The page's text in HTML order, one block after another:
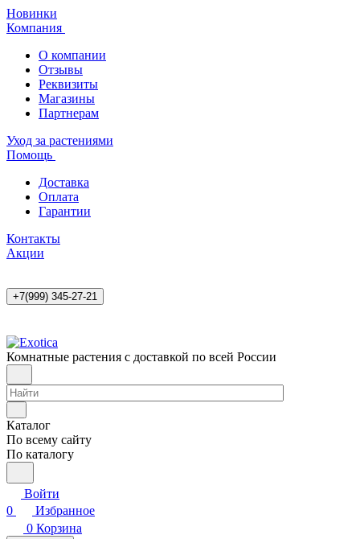
Новинки
Компания
О компании
Отзывы
Реквизиты
Магазины
Партнерам
Уход за растениями
Помощь
Доставка
Оплата
Гарантии
Контакты
Акции
+7(999) 345-27-21
Комнатные растения с доставкой по всей России
Каталог
По всему сайту
По каталогу
Войти
0
Избранное
0 Корзина